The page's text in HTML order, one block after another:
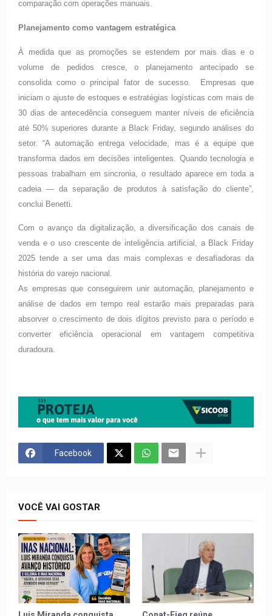
comparação com operações manuais.
Planejamento como vantagem estratégica
À medida que as promoções se estendem por mais dias e o
volume de pedidos cresce, o planejamento antecipado se
consolida como o principal fator de sucesso. Empresas que
iniciam o ajuste de estoques e estratégias logísticas com mais de
30 dias de antecedência conseguem manter níveis de eficiência
até 50% superiores durante a Black Friday, segundo análises do
setor. “A automação entrega velocidade, mas é a equipe que
transforma dados em decisões inteligentes. Quando tecnologia e
pessoas trabalham em sincronia, o resultado aparece em toda a
cadeia — da separação de produtos à satisfação do cliente”,
conclui Benetti.
Com o avanço da digitalização, a diversificação dos canais de
venda e o uso crescente de inteligência artificial, a Black Friday
2025 tende a ser uma das mais complexas e desafiadoras da
história do varejo nacional.
As empresas que conseguirem unir automação, planejamento e
análise de dados em tempo real estarão mais preparadas para
absorver o crescimento de dois dígitos previsto para o período e
converter eficiência operacional em vantagem competitiva
duradoura.
Facebook
VOCÊ VAI GOSTAR